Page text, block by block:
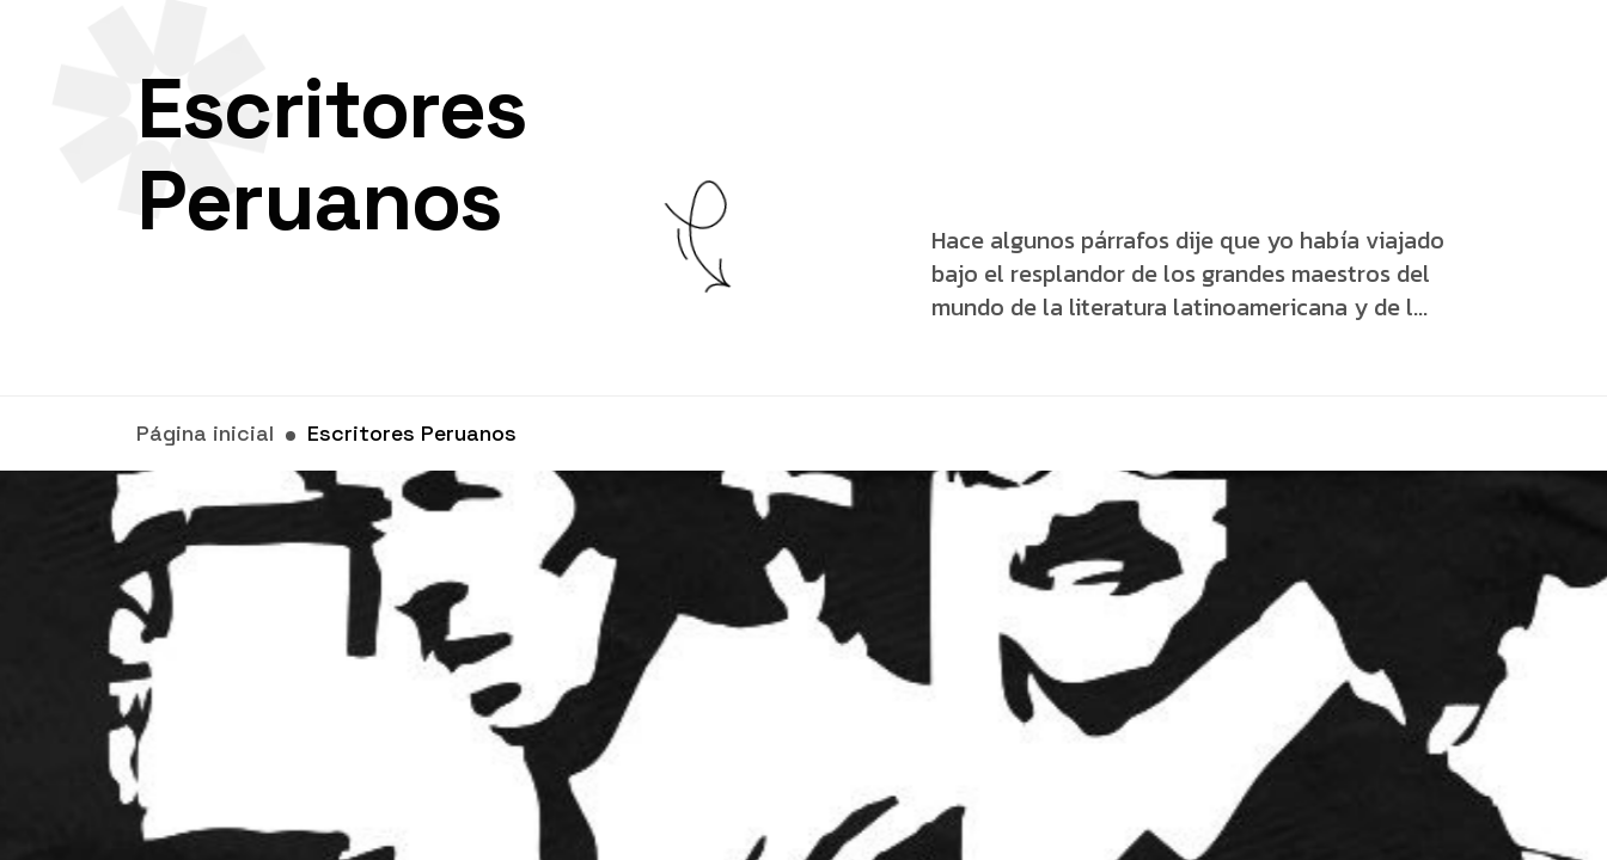
Escritores
Peruanos
Hace algunos párrafos dije que yo había viajado
bajo el resplandor de los grandes maestros del
mundo de la literatura latinoamericana y de l...
Página inicial Escritores Peruanos